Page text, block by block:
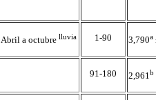
Abril a octubre lluvia 1-90 3,790a
91-180 2,961b